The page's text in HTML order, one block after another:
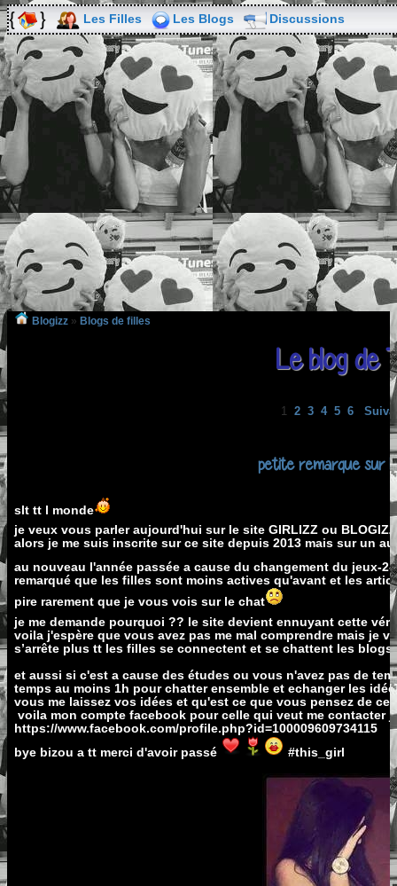
Les Filles Les Blogs Discussions
Blogizz » Blogs de filles
Le blog de
1 2 3 4 5 6
petite remarque sur
slt tt l monde
je veux vous parler aujourd'hui sur le site GIRLIZZ ou
alors je me suis inscrite sur ce site depuis 2013 mais sur un
au nouveau l'année passée a cause du changement du jeux-
remarqué que les filles sont moins actives qu'avant et les
pire rarement que je vous vois sur le chat
je me demande pourquoi ?? le site devient ennuyant cette
voila j'espère que vous avez pas me mal comprendre mais je
s’arrête plus tt les filles se connectent et se chattent les
et aussi si c'est a cause des études ou vous n'avez pas de
temps au moins 1h pour chatter ensemble et echanger les
vous me laissez vos idées et qu'est ce que vous pensez de ce
voila mon compte facebook pour celle qui veut me contacter
https://www.facebook.com/profile.php?id=100009609734115
bye bizou a tt merci d'avoir passé
#this_girl